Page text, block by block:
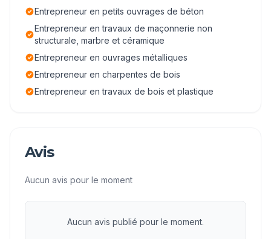
Entrepreneur en petits ouvrages de béton
Entrepreneur en travaux de maçonnerie non
structurale, marbre et céramique
Entrepreneur en ouvrages métalliques
Entrepreneur en charpentes de bois
Entrepreneur en travaux de bois et plastique
Avis
Aucun avis pour le moment
Aucun avis publié pour le moment.